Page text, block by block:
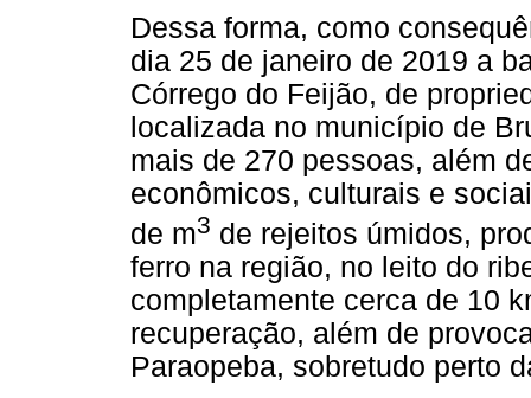
Dessa forma, como
dia 25 de janeiro de 2019 a
Córrego do Feijão, de
localizada no município de
mais de 270 pessoas, além
econômicos, culturais e
de m3 de rejeitos úmidos,
ferro na região, no leito do
completamente cerca de 10
recuperação, além de
Paraopeba, sobretudo perto